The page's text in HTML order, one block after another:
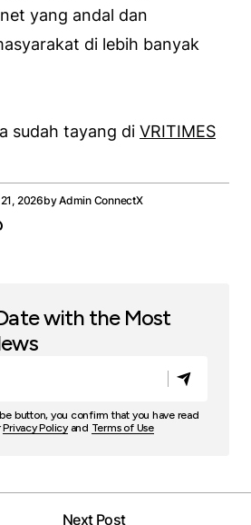
yang andal dan
di lebih banyak
sudah tayang di VRITIMES
2026byAdmin ConnectX
with the Most
button, you confirm that you have read
Privacy Policyand Terms of Use
Next Post